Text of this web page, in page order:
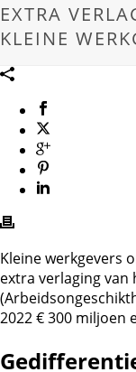
EXTRA
KLEINE
Kleine werkgevers
extra verlaging van
2022 € 300 miljoen